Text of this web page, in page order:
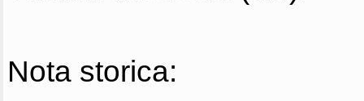
Nota storica: